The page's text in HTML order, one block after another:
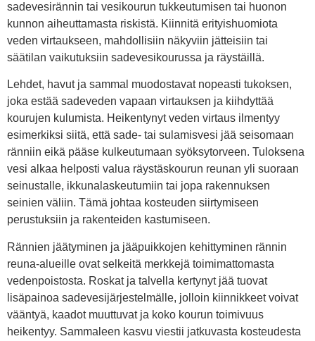
sadevesirännin tai vesikourun tukkeutumisen tai huonon
kunnon aiheuttamasta riskistä. Kiinnitä erityishuomiota
veden virtaukseen, mahdollisiin näkyviin jätteisiin tai
säätilan vaikutuksiin sadevesikourussa ja räystäillä.
Lehdet, havut ja sammal muodostavat nopeasti tukoksen,
joka estää sadeveden vapaan virtauksen ja kiihdyttää
kourujen kulumista. Heikentynyt veden virtaus ilmentyy
esimerkiksi siitä, että sade- tai sulamisvesi jää seisomaan
ränniin eikä pääse kulkeutumaan syöksytorveen. Tuloksena
vesi alkaa helposti valua räystäskourun reunan yli suoraan
seinustalle, ikkunalaskeutumiin tai jopa rakennuksen
seinien väliin. Tämä johtaa kosteuden siirtymiseen
perustuksiin ja rakenteiden kastumiseen.
Rännien jäätyminen ja jääpuikkojen kehittyminen rännin
reuna-alueille ovat selkeitä merkkejä toimimattomasta
vedenpoistosta. Roskat ja talvella kertynyt jää tuovat
lisäpainoa sadevesijärjestelmälle, jolloin kiinnikkeet voivat
vääntyä, kaadot muuttuvat ja koko kourun toimivuus
heikentyy. Sammaleen kasvu viestii jatkuvasta kosteudesta